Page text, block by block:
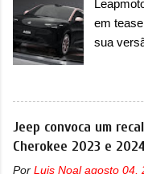
em
sua
em
a
modelo
Jeep convoca um
Cherokee 2023 e
Por Luis Noal agosto 04,